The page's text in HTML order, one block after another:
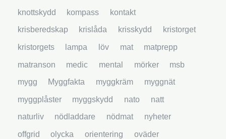
knottskydd kompass kontakt
krisberedskap krislåda krisskydd kristorget
kristorgets lampa löv mat matprepp
matranson medic mental mörker msb
mygg Myggfakta myggkräm myggnät
myggplåster myggskydd nato natt
naturliv nödladdare nödmat nyheter
offgrid olycka orientering oväder